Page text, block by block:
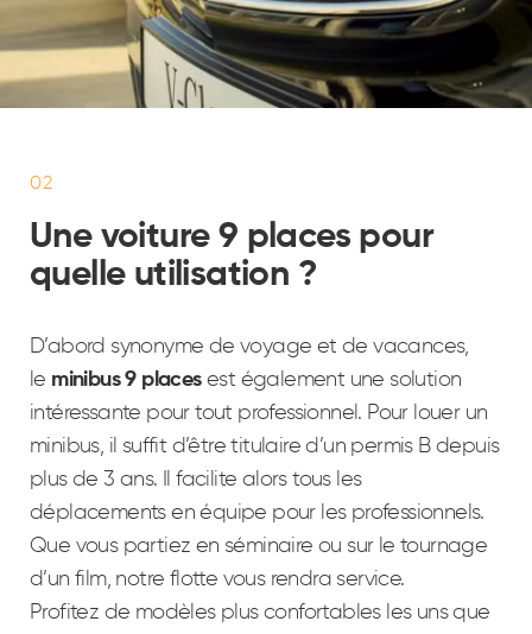
02
Une voiture 9 places pour
quelle utilisation ?
D’abord synonyme de voyage et de vacances,
le minibus 9 placesest également une solution
intéressante pour tout professionnel. Pour louer un
minibus, il suffit d’être titulaire d’un permis B depuis
plus de 3 ans. Il facilite alors tous les
déplacements en équipe pour les professionnels.
Que vous partiez en séminaire ou sur le tournage
d’un film, notre flotte vous rendra service.
Profitez de modèles plus confortables les uns que